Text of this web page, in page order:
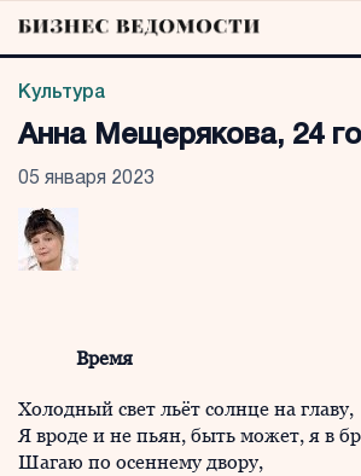
Культура
Анна Мещерякова, 24
05 января 2023
Время
Холодный свет льёт солнце на главу,
Я вроде и не пьян, быть может, я в
Шагаю по осеннему двору,